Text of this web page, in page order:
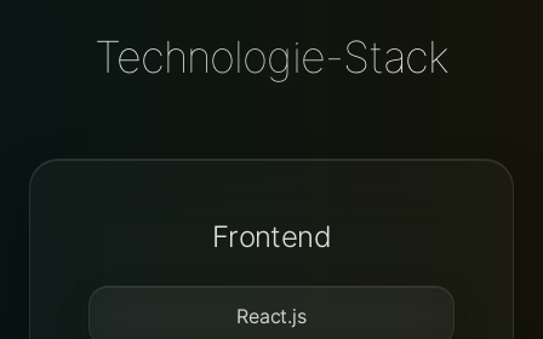
Technologie-Stack
Frontend
React.js